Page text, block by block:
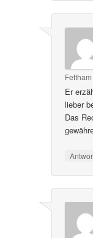
Fettham
Er
lieber
Das